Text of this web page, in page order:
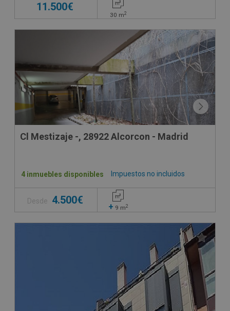
11.500€
30 m2
Cl Mestizaje -, 28922 Alcorcon - Madrid
Impuestos no incluidos
4 inmuebles disponibles
Desde 4.500€
+ 9 m2